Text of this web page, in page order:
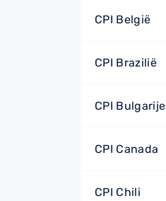
CPI België
CPI Brazilië
CPI Bulgarije
CPI Canada
CPI Chili